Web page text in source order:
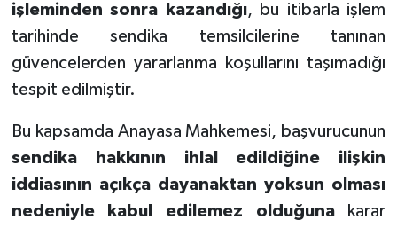
işleminden sonra kazandığı, bu itibarla işlem
tarihinde sendika temsilcilerine tanınan
güvencelerden yararlanma koşullarını taşımadığı
tespit edilmiştir.
Bu kapsamda Anayasa Mahkemesi, başvurucunun
sendika hakkının ihlal edildiğine ilişkin
iddiasının açıkça dayanaktan yoksun olması
nedeniyle kabul edilemez olduğunakarar